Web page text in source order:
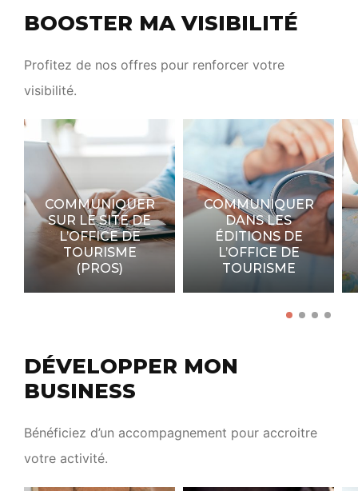
BOOSTER MA VISIBILITÉ
Profitez de nos offres pour renforcer votre
visibilité.
COMMUNIQUER
SUR LE SITE DE
L’OFFICE DE
TOURISME
(PROS)
COMMUNIQUER
DANS LES
ÉDITIONS DE
L’OFFICE DE
TOURISME
DÉVELOPPER MON
BUSINESS
Bénéficiez d’un accompagnement pour accroitre
votre activité.